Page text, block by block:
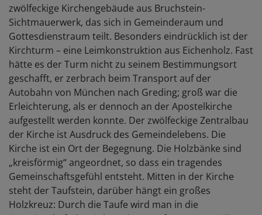
zwölfeckige Kirchengebäude aus Bruchstein-
Sichtmauerwerk, das sich in Gemeinderaum und
Gottesdienstraum teilt. Besonders eindrücklich ist der
Kirchturm – eine Leimkonstruktion aus Eichenholz. Fast
hätte es der Turm nicht zu seinem Bestimmungsort
geschafft, er zerbrach beim Transport auf der
Autobahn von München nach Greding; groß war die
Erleichterung, als er dennoch an der Apostelkirche
aufgestellt werden konnte. Der zwölfeckige Zentralbau
der Kirche ist Ausdruck des Gemeindelebens. Die
Kirche ist ein Ort der Begegnung. Die Holzbänke sind
„kreisförmig“ angeordnet, so dass ein tragendes
Gemeinschaftsgefühl entsteht. Mitten in der Kirche
steht der Taufstein, darüber hängt ein großes
Holzkreuz: Durch die Taufe wird man in die